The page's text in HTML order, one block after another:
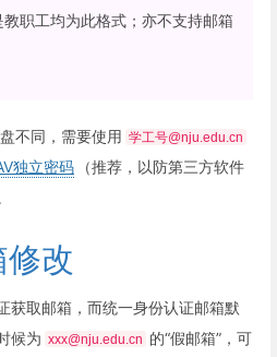
职工均为此格式；亦不支持邮箱
不同，需要使用 学工号@nju.edu.cn
独立密码
（推荐，以防第三方软件
改
获取邮箱，而统一身份认证邮箱默
候为 xxx@nju.edu.cn
的“假邮箱”，可